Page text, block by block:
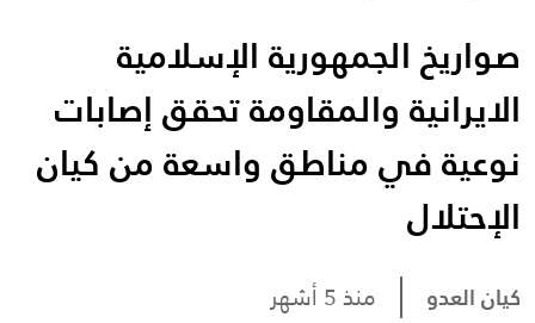
صواريخ الجمهورية الإسلامية
الايرانية والمقاومة تحقق إصابات
نوعية في مناطق واسعة من كيان
الإحتلال
كيان العدو منذ 5 أشهر